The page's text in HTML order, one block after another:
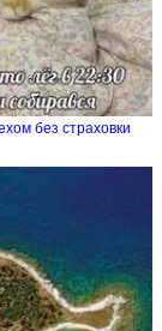
без страховки